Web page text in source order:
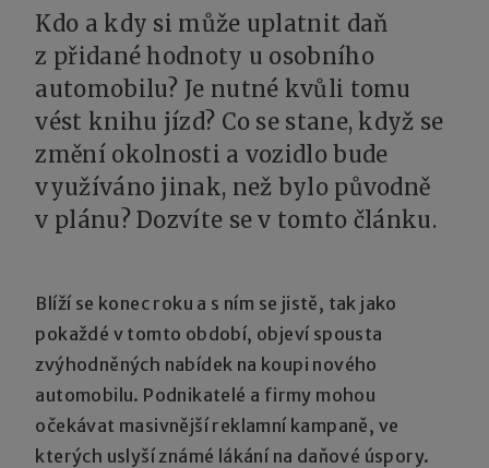
Kdo a kdy si může uplatnit daň
z přidané hodnoty u osobního
automobilu? Je nutné kvůli tomu
vést knihu jízd? Co se stane, když se
změní okolnosti a vozidlo bude
využíváno jinak, než bylo původně
v plánu? Dozvíte se v tomto článku.
Blíží se konec roku a s ním se jistě, tak jako
pokaždé v tomto období, objeví spousta
zvýhodněných nabídek na koupi nového
automobilu. Podnikatelé a firmy mohou
očekávat masivnější reklamní kampaně, ve
kterých uslyší známé lákání na daňové úspory.